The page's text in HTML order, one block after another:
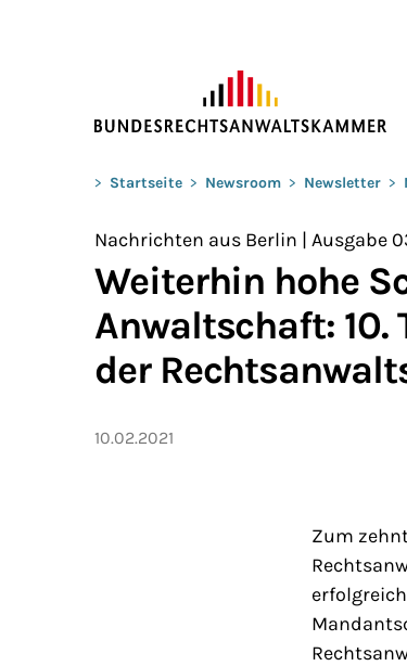
Sie befinden sich hier:
> Startseite > Newsroom > Newsletter >
Nachrichten aus Berlin | Ausgabe
Weiterhin hohe
Anwaltschaft:
der
10.02.2021
Zum